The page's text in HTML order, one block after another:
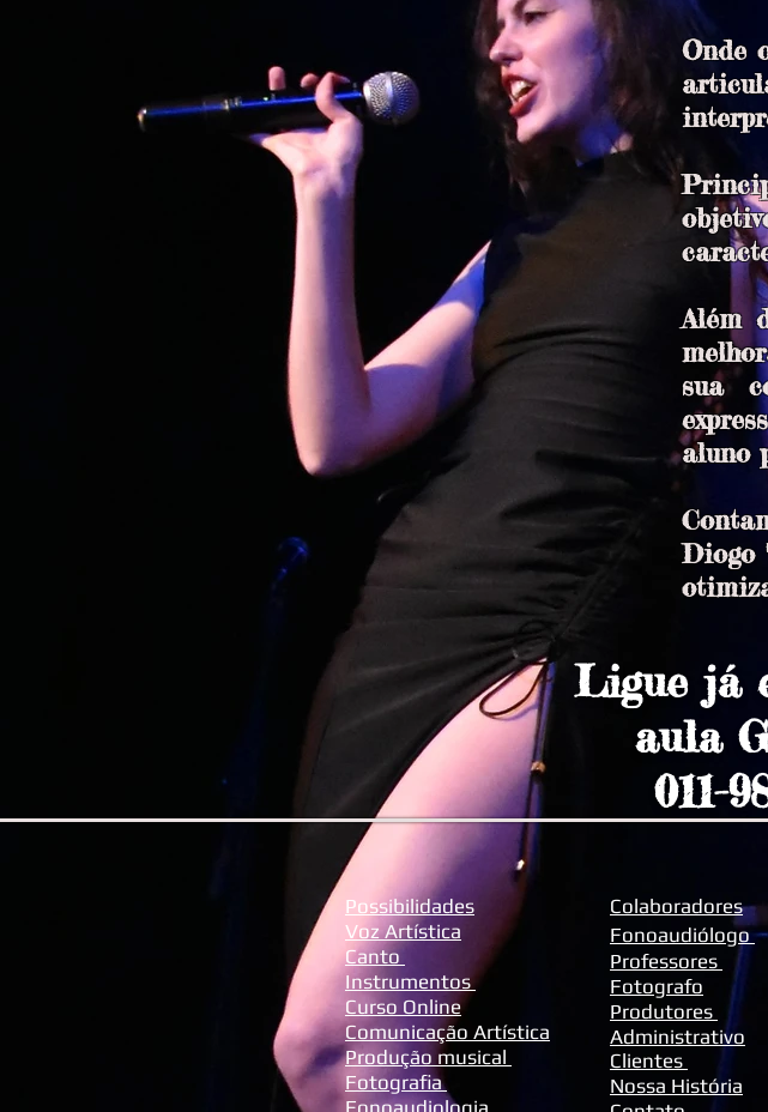
Onde
Além
sua
aluno
Diogo
Ligue já
aula
011-
Possibilidades
Voz Artística
Canto
Instrumentos
Curso Online
Comunicação Artística
Produção musical
Fotografia
Fonoaudiologia
Colaboradores
Fonoaudiólogo
Professores
Fotografo
Produtores
Administrativo
Clientes
Nossa História